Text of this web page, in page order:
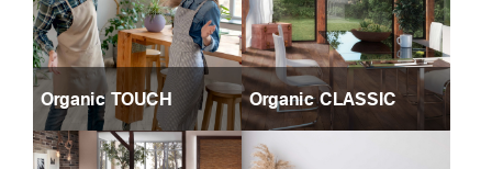
Organic TOUCH Organic CLASSIC